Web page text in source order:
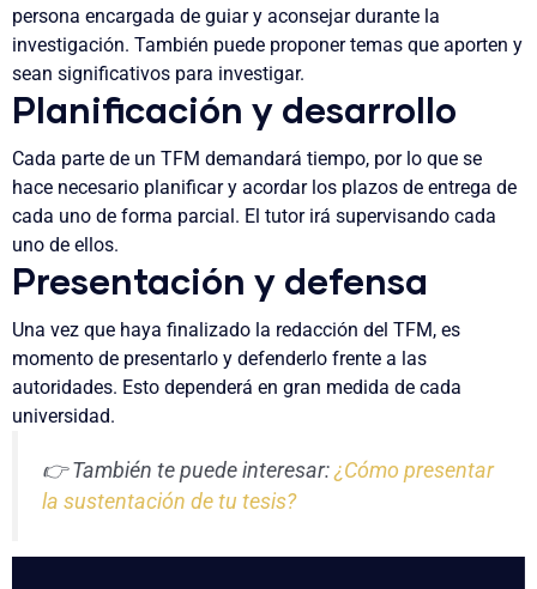
persona encargada de guiar y aconsejar durante la
investigación. También puede proponer temas que aporten y
sean significativos para investigar.
Planificación y desarrollo
Cada parte de un TFM demandará tiempo, por lo que se
hace necesario planificar y acordar los plazos de entrega de
cada uno de forma parcial. El tutor irá supervisando cada
uno de ellos.
Presentación y defensa
Una vez que haya finalizado la redacción del TFM, es
momento de presentarlo y defenderlo frente a las
autoridades. Esto dependerá en gran medida de cada
universidad.
👉 También te puede interesar: ¿Cómo presentar
la sustentación de tu tesis?